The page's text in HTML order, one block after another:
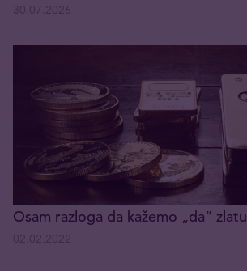
Osam razloga da kažemo „da“ zlatu